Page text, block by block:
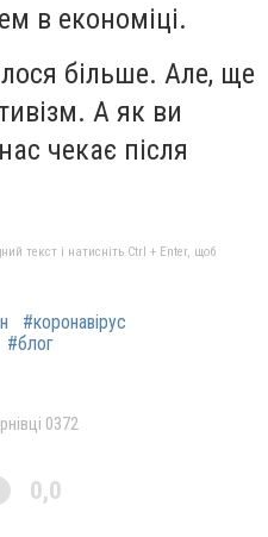
в економіці.
більше. Але, ще
А як ви
чекає після
текст і натисніть Ctrl + Enter, щоб
#коронавірус
#блог
0372
0,0